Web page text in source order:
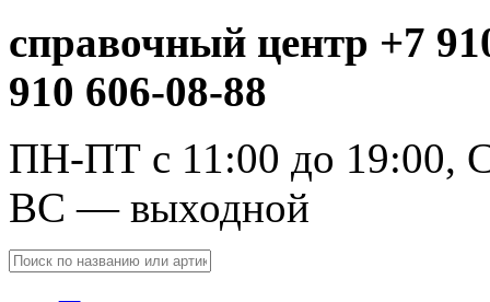
справочный центр +7
910 606-08-88
ПН-ПТ с 11:00 до 19:00,
ВС — выходной